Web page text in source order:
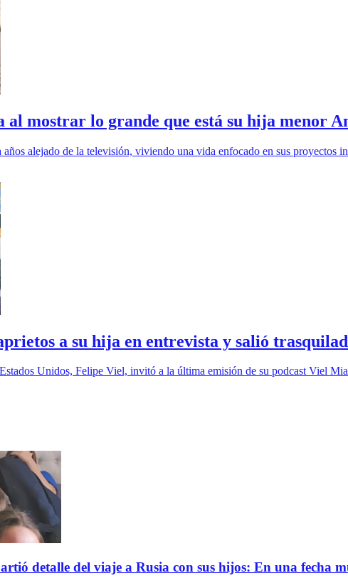
mostrar lo grande que está su hija menor
alejado de la televisión, viviendo una vida enfocado en sus proyectos
a su hija en entrevista y salió
Unidos, Felipe Viel, invitó a la última emisión de su podcast Viel
detalle del viaje a Rusia con sus hijos: En una fecha